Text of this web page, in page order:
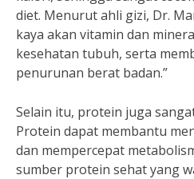
diet. Menurut ahli gizi, Dr.
kaya akan vitamin dan
kesehatan tubuh, serta
penurunan berat badan.”
Selain itu, protein juga
Protein dapat membantu
dan mempercepat
sumber protein sehat yang